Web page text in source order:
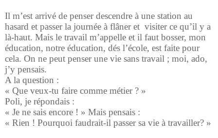
Il m’est arrivé de penser descendre à une station au
hasard et passer la journée à flâner et visiter ce qu’il y a
là-haut. Mais le travail m’appelle et il faut bosser, mon
éducation, notre éducation, dés l’école, est faite pour
cela. On ne peut penser une vie sans travail ; moi, ado,
j’y pensais.
A la question :
« Que veux-tu faire comme métier ? »
Poli, je répondais :
« Je ne sais encore ! » Mais pensais :
« Rien ! Pourquoi faudrait-il passer sa vie à travailler? »